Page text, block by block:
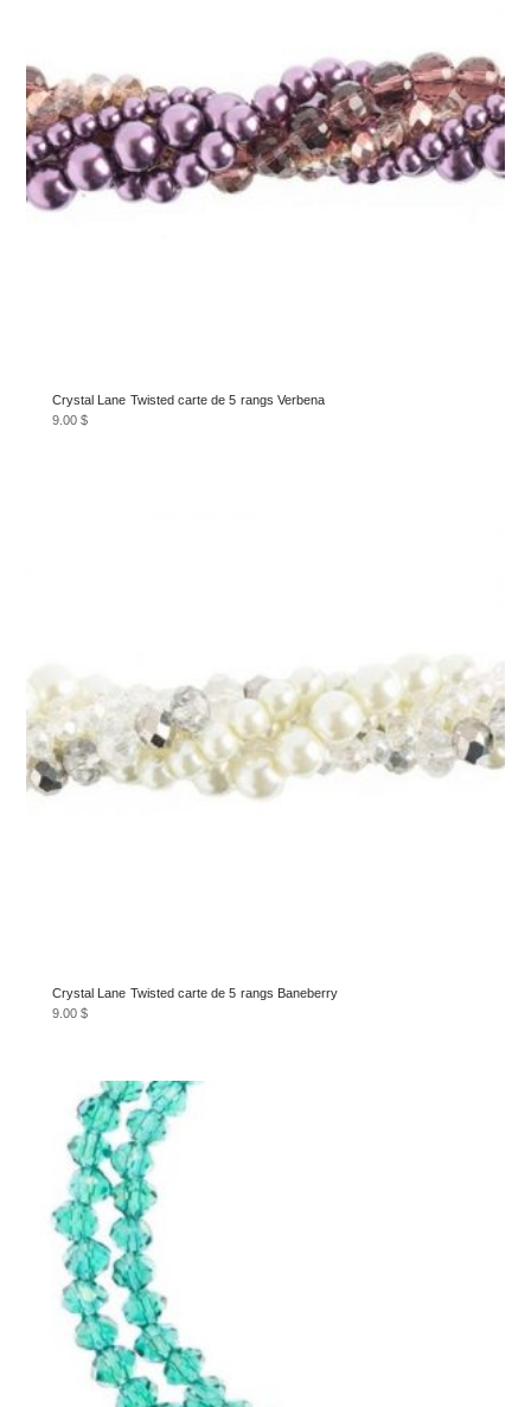
Crystal Lane Twisted carte de 5 rangs Verbena
9.00$
Crystal Lane Twisted carte de 5 rangs Baneberry
9.00$